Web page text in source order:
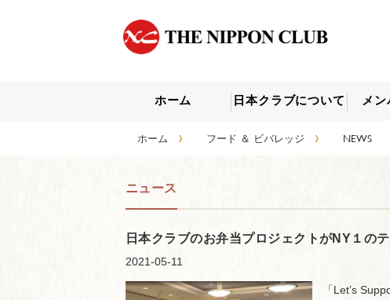
ホーム
日本クラブについて メ
メンバ
会員
THE
ホーム › フード ＆ ビバレッジ › NEWS
ニュース
日本クラブのお弁当プロジェクトがNY１の
2021-05-11
「Let’s